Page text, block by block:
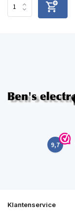
9,7
Klantenservice